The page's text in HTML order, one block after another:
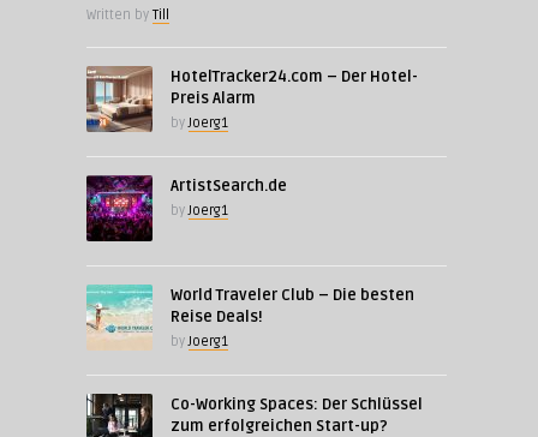
Written by Till
HotelTracker24.com – Der Hotel-
Preis Alarm
byJoerg1
ArtistSearch.de
byJoerg1
World Traveler Club – Die besten
Reise Deals!
byJoerg1
Co-Working Spaces: Der Schlüssel
zum erfolgreichen Start-up?